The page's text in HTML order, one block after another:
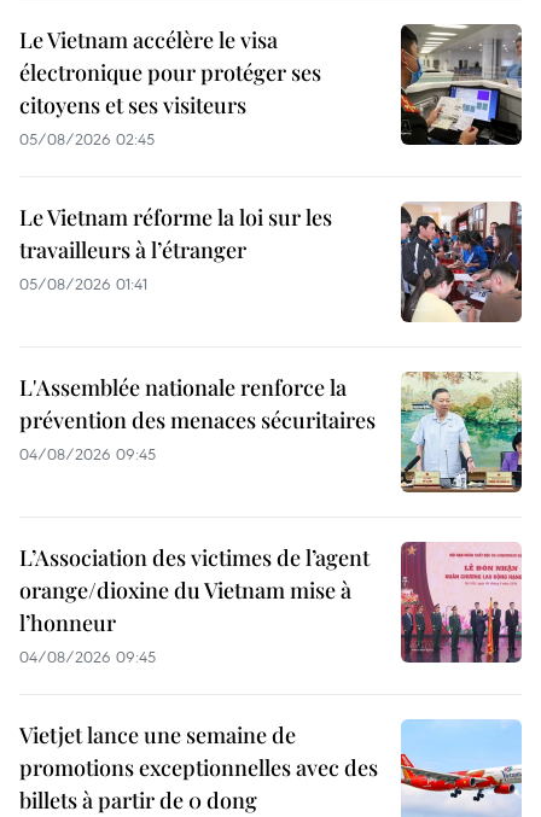
Le Vietnam accélère le visa
électronique pour protéger ses
citoyens et ses visiteurs
05/08/2026 02:45
Le Vietnam réforme la loi sur les
travailleurs à l’étranger
05/08/2026 01:41
L'Assemblée nationale renforce la
prévention des menaces sécuritaires
04/08/2026 09:45
L’Association des victimes de l’agent
orange/dioxine du Vietnam mise à
l’honneur
04/08/2026 09:45
Vietjet lance une semaine de
promotions exceptionnelles avec des
billets à partir de 0 dong